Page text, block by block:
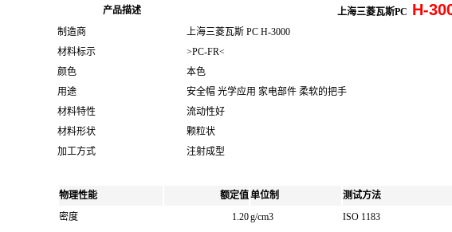
产品描述 上海三菱瓦斯PC H-
制造商
上海三菱瓦斯 PC H-3000
材料标示
>PC-FR<
颜色
本色
用途
安全帽 光学应用 家电部件 柔软的把手
材料特性
流动性好
材料形状
颗粒状
加工方式
注射成型
物理性能 额定值单位制
测试方法
密度
1.20g/cm3
ISO 1183